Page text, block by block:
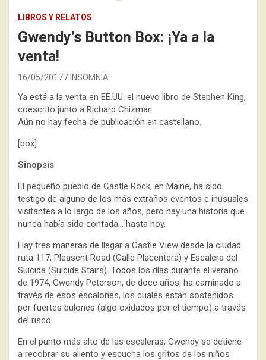
LIBROS Y RELATOS
Gwendy’s Button Box: ¡Ya a la
venta!
16/05/2017 INSOMNIA
Ya está a la venta en EE.UU. el nuevo libro de Stephen King,
coescrito junto a Richard Chizmar.
Aún no hay fecha de publicación en castellano.
[box]
Sinopsis
El pequeño pueblo de Castle Rock, en Maine, ha sido
testigo de alguno de los más extraños eventos e inusuales
visitantes a lo largo de los años, pero hay una historia que
nunca había sido contada… hasta hoy.
Hay tres maneras de llegar a Castle View desde la ciudad:
ruta 117, Pleasent Road (Calle Placentera) y Escalera del
Suicida (Suicide Stairs). Todos los días durante el verano
de 1974, Gwendy Peterson, de doce años, ha caminado a
través de esos escalones, los cuales están sostenidos
por fuertes bulones (algo oxidados por el tiempo) a través
del risco.
En el punto más alto de las escaleras, Gwendy se detiene
a recobrar su aliento y escucha los gritos de los niños